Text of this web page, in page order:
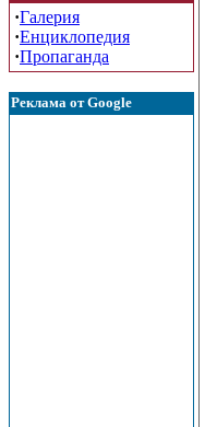
·Галерия
·Енциклопедия
·Пропаганда
Реклама от Google